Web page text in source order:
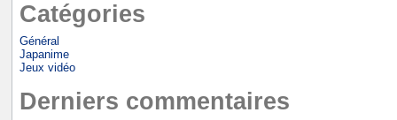
Catégories
Général
Japanime
Jeux vidéo
Derniers commentaires